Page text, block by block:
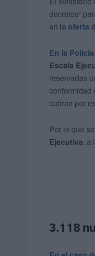
decretos”
en la oferta
En la
Escala
reservadas
conformidad
cubran por
Por lo que
Ejecutiva, a
3.118